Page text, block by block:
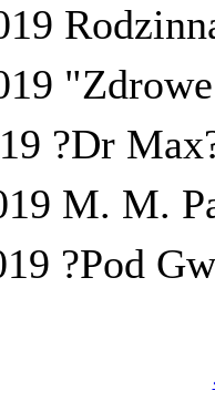
?Dr
M. M.
?Pod